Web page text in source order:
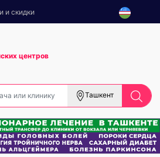
и скидки
центров
Ташкент